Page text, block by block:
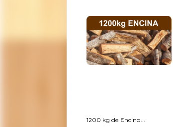
1200 kg de Encina...